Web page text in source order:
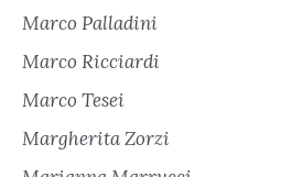
Marco Palladini
Marco Ricciardi
Marco Tesei
Margherita Zorzi